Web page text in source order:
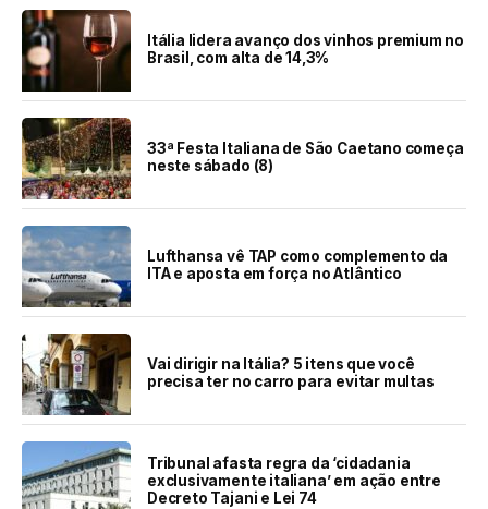
Itália lidera avanço dos vinhos premium no
Brasil, com alta de 14,3%
33ª Festa Italiana de São Caetano começa
neste sábado (8)
Lufthansa vê TAP como complemento da
ITA e aposta em força no Atlântico
Vai dirigir na Itália? 5 itens que você
precisa ter no carro para evitar multas
Tribunal afasta regra da ‘cidadania
exclusivamente italiana’ em ação entre
Decreto Tajani e Lei 74